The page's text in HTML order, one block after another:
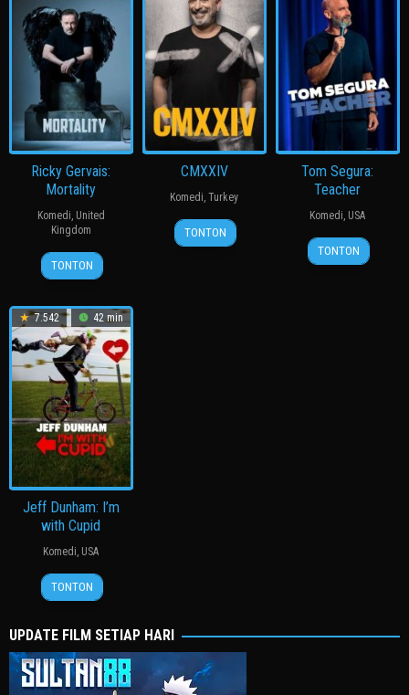
Ricky Gervais:
Mortality
Komedi, United
Kingdom
29
Dec
John
L.
TONTON
CMXXIV
Komedi,Turkey
31
Dec
Cem
Yılmaz
TONTON
Tom Segura:
Teacher
Komedi, USA
24
Dec
Ryan
Polito
TONTON
7.542 42 min
Jeff Dunham: I’m
with Cupid
Komedi, USA
3
Feb
Manny
Rodriguez
TONTON
UPDATE FILM SETIAP HARI